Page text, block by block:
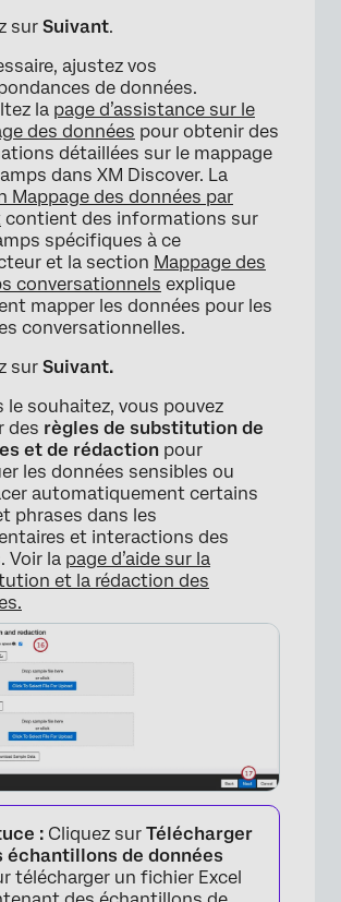
×
sur Suivant.
ajustez vos
de données.
la page d’assistance sur le
des données pour obtenir des
détaillées sur le mappage
dans XM Discover. La
Mappage des données par
contient des informations sur
spécifiques à ce
et la section Mappage des
conversationnels explique
mapper les données pour les
conversationnelles.
sur Suivant.
le souhaitez, vous pouvez
des règles de substitution de
et de rédaction pour
les données sensibles ou
automatiquement certains
phrases dans les
et interactions des
Voir la page d’aide sur la
et la rédaction des
: Cliquez sur Télécharger
échantillons de données
télécharger un fichier Excel